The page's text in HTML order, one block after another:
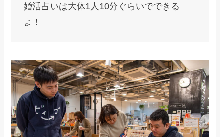
婚活占いは大体1人10分ぐらいでできる
よ！